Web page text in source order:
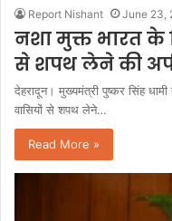
Report Nishant June 23,
नशा मुक्त भारत के
से शपथ लेने की
देहरादून। मुख्यमंत्री पुष्कर सिंह
वासियों से शपथ लेने…
Read More »